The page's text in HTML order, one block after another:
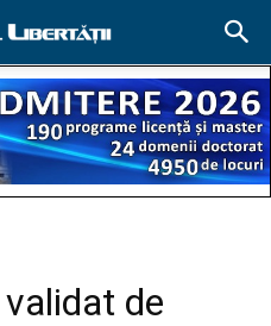
de